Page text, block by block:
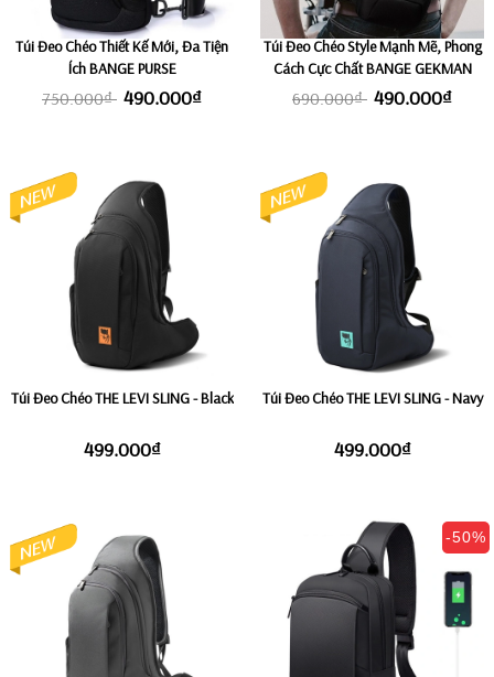
Túi Đeo Chéo Thiết Kế Mới, Đa Tiện
Ích BANGE PURSE
750.000₫ 490.000₫
Túi Đeo Chéo Style Mạnh Mẽ, Phong
Cách Cực Chất BANGE GEKMAN
690.000₫ 490.000₫
Túi Đeo Chéo THE LEVI SLING - Black
499.000₫
Túi Đeo Chéo THE LEVI SLING - Navy
499.000₫
-50%